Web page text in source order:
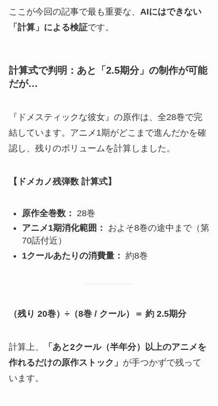
ここが今回の記事で最も重要な、 AIにはできない
「計算」による検証です。
計算式で判明：あと「2.5期分」の制作が可能
だが…
『ドメスティックな彼女』の原作は、全28巻で完
結しています。アニメ1期がどこまで進んだかを確
認し、残りのボリュームを計算しました。
【ドメカノ残弾数 計算式】
原作全巻数：
28巻
アニメ1期消化範囲：
およそ8巻の途中まで（第
70話付近）
1クールあたりの消費量： 約8巻
（残り 20巻）÷（8巻 / クール）＝ 約 2.5期分
計算上、
「あと2クール（半年分）以上のアニメを
作れるだけの原作ストック」 が手つかずで残って
います。